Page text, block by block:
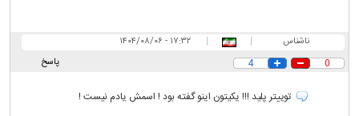
ناشناس |
|
۱۷:۳۲ - ۱۴۰۴/۰۸/۰۶
پاسخ
0
4
توییتر پلید !!! یکیتون اینو گفته بود ! اسمش یادم نیست !